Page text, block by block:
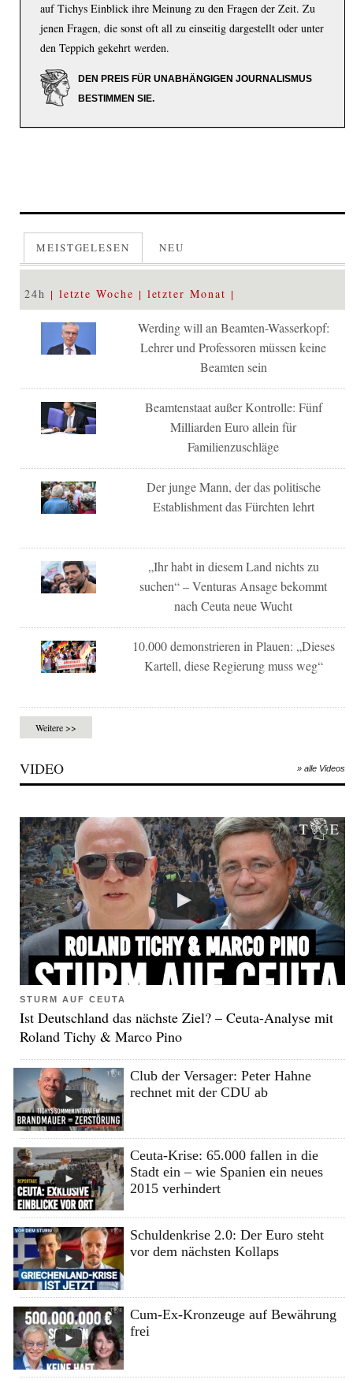
auf Tichys Einblick ihre Meinung zu den Fragen der Zeit. Zu
jenen Fragen, die sonst oft all zu einseitig dargestellt oder unter
den Teppich gekehrt werden.
DEN PREIS FÜR UNABHÄNGIGEN JOURNALISMUS
BESTIMMEN SIE.
MEISTGELESEN NEU
24h letzte Woche letzter Monat
Werding will an Beamten-Wasserkopf:
Lehrer und Professoren müssen keine
Beamten sein
Beamtenstaat außer Kontrolle: Fünf
Milliarden Euro allein für
Familienzuschläge
Der junge Mann, der das politische
Establishment das Fürchten lehrt
„Ihr habt in diesem Land nichts zu
suchen“ – Venturas Ansage bekommt
nach Ceuta neue Wucht
10.000 demonstrieren in Plauen: „Dieses
Kartell, diese Regierung muss weg“
Weitere >>
VIDEO » alle Videos
STURM AUF CEUTA
Ist Deutschland das nächste Ziel? – Ceuta-Analyse mit
Roland Tichy & Marco Pino
Club der Versager: Peter Hahne
rechnet mit der CDU ab
Ceuta-Krise: 65.000 fallen in die
Stadt ein – wie Spanien ein neues
2015 verhindert
Schuldenkrise 2.0: Der Euro steht
vor dem nächsten Kollaps
Cum-Ex-Kronzeuge auf Bewährung
frei